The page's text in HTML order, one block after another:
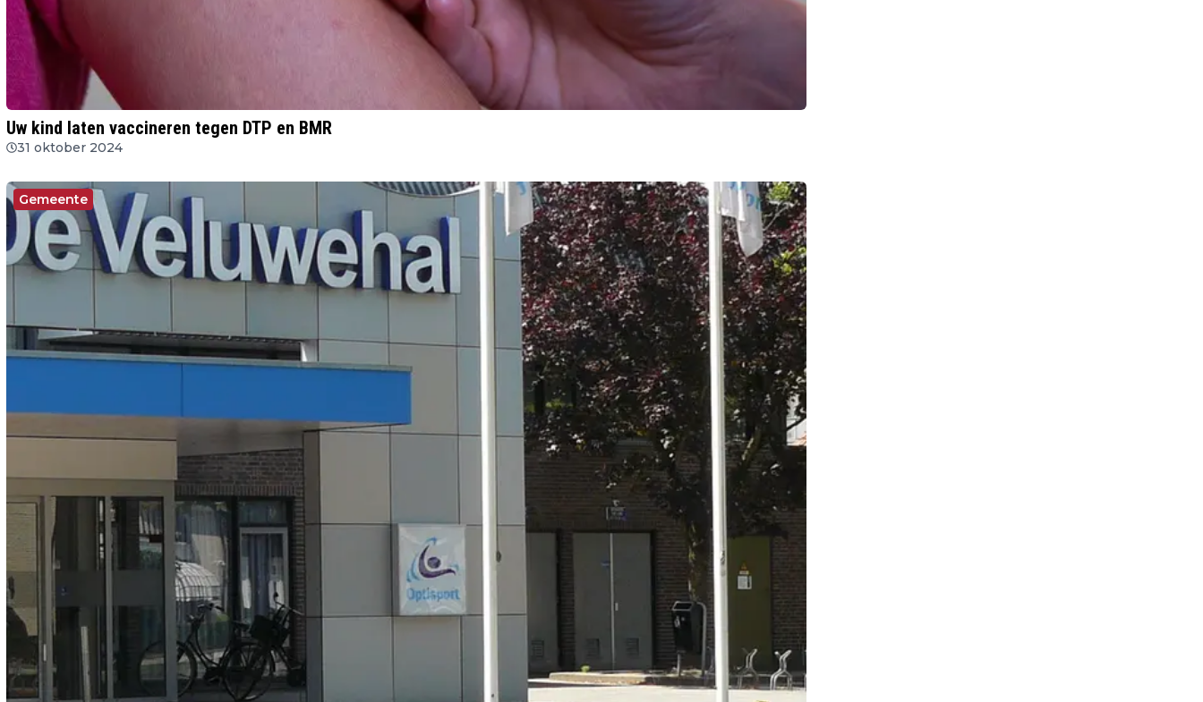
Uw kind laten vaccineren tegen DTP en BMR
31 oktober 2024
Gemeente